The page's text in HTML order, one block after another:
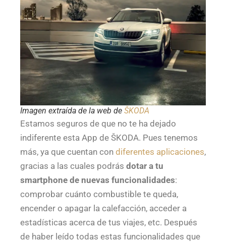
Imagen extraída de la web de ŠKODA
Estamos seguros de que no te ha dejado
indiferente esta App de ŠKODA. Pues tenemos
más, ya que cuentan con diferentes aplicaciones,
gracias a las cuales podrás dotar a tu
smartphone de nuevas funcionalidades:
comprobar cuánto combustible te queda,
encender o apagar la calefacción, acceder a
estadísticas acerca de tus viajes, etc. Después
de haber leído todas estas funcionalidades que